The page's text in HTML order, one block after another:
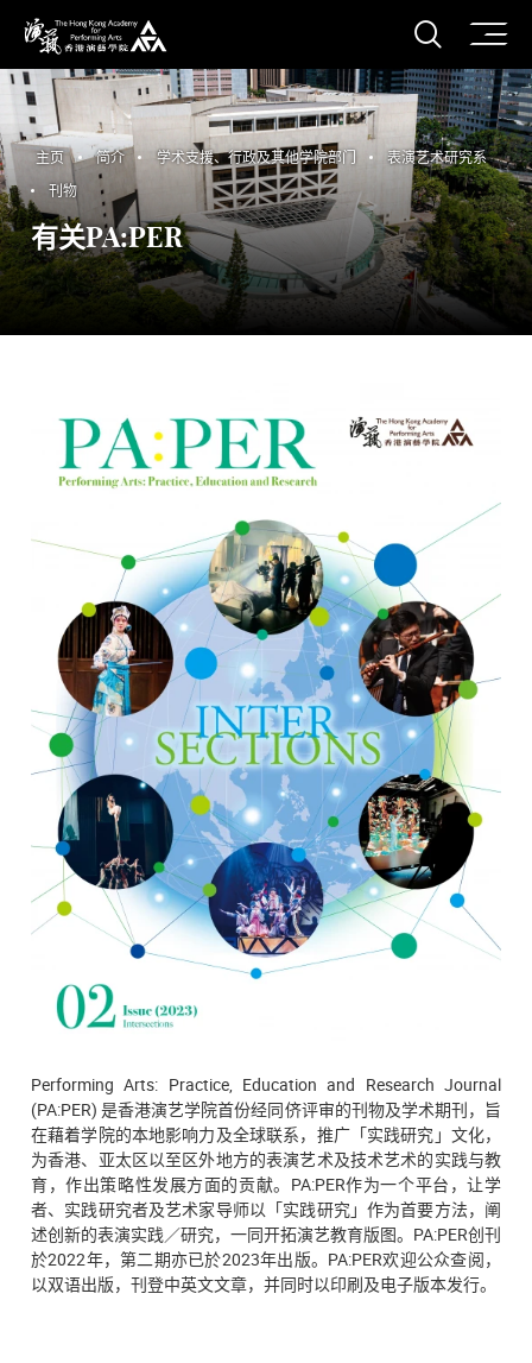
香港演艺学院
打开
主页 简介 学术支援、行政及其他学院部门
表演艺术研究系
刊物
有关PA:PER
Performing Arts: Practice, Education and Research Journal
(PA:PER) 是香港演艺学院首份经同侪评审的刊物及学术期刊，旨
在藉着学院的本地影响力及全球联系，推广「实践研究」文化，
为香港、亚太区以至区外地方的表演艺术及技术艺术的实践与教
育，作出策略性发展方面的贡献。PA:PER作为一个平台，让学
者、实践研究者及艺术家导师以「实践研究」作为首要方法，阐
述创新的表演实践／研究，一同开拓演艺教育版图。PA:PER创刊
於2022年，第二期亦已於2023年出版。PA:PER欢迎公众查阅，
以双语出版，刊登中英文文章，并同时以印刷及电子版本发行。